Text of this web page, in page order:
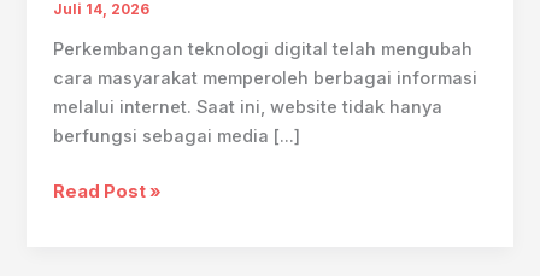
Juli 14, 2026
Perkembangan teknologi digital telah mengubah
cara masyarakat memperoleh berbagai informasi
melalui internet. Saat ini, website tidak hanya
berfungsi sebagai media […]
Panduan
Read Post »